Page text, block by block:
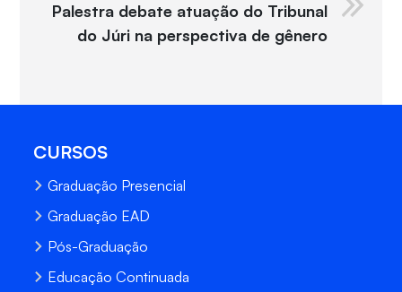
Palestra debate atuação do Tribunal
do Júri na perspectiva de gênero
CURSOS
Graduação Presencial
Graduação EAD
Pós-Graduação
Educação Continuada